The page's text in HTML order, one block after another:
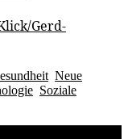
Gerd-
Neue
Soziale